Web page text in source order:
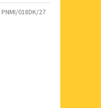
PNMI/018DK/27